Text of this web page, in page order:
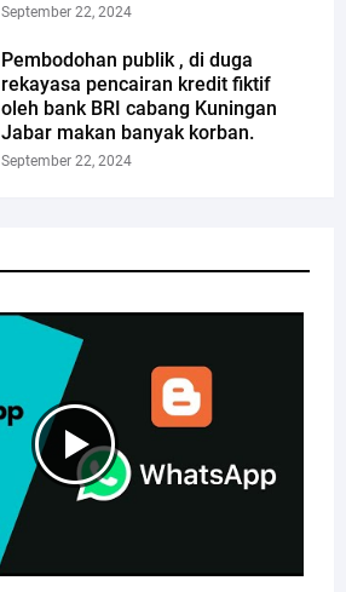
September 22, 2024
Pembodohan publik , di duga
rekayasa pencairan kredit fiktif
oleh bank BRI cabang Kuningan
Jabar makan banyak korban.
September 22, 2024